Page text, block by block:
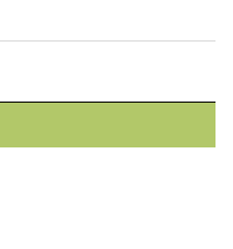
fizetési költségeket